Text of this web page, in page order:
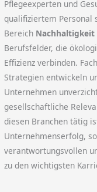
Pflegeexperten und
qualifiziertem Personal
Bereich
Berufsfelder, die
Effizienz verbinden.
Strategien entwickeln
Unternehmen
gesellschaftliche
diesen Branchen tätig
Unternehmenserfolg,
verantwortungsvollen
zu den wichtigsten